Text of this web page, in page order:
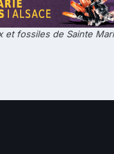
et fossiles de Sainte